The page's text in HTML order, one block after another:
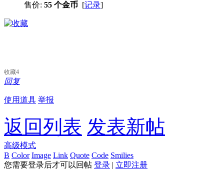
售价: 55 个金币 [记录]
收藏4
回复
使用道具 举报
返回列表 发表新帖
高级模式
B Color Image Link Quote Code Smilies
您需要登录后才可以回帖 登录 | 立即注册